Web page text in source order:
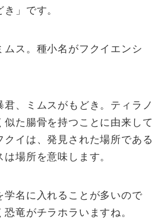
」です。
ムス。種小名がフクイエンシ
君、ミムスがもどき。ティラノ
た腸骨を持つことに由来して
クイは、発見された場所である
場所を意味します。
学名に入れることが多いので
恐竜がチラホラいますね。